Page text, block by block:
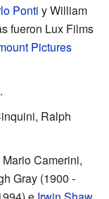
Ponti y William
fueron Lux Films
Pictures
Ralph
Camerini,
Gray (1900 -